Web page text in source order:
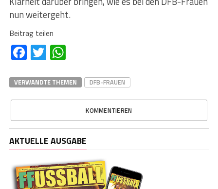
nun weitergeht.
Beitrag teilen
Facebook
TwitterWhatsApp
VERWANDTE THEMEN DFB-FRAUEN
KOMMENTIEREN
AKTUELLE AUSGABE